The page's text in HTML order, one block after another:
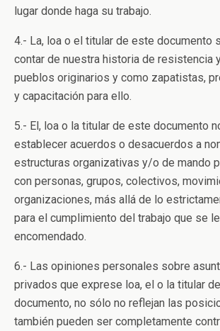
lugar donde haga su trabajo.
4.- La, loa o el titular de este documento
contar de nuestra historia de resistencia
pueblos originarios y como zapatistas,
y capacitación para ello.
5.- El, loa o la titular de este documento
establecer acuerdos o desacuerdos a
estructuras organizativas y/o de mando
con personas, grupos, colectivos,
organizaciones, más allá de lo
para el cumplimiento del trabajo que se
encomendado.
6.- Las opiniones personales sobre
privados que exprese loa, el o la titular
documento, no sólo no reflejan las
también pueden ser completamente